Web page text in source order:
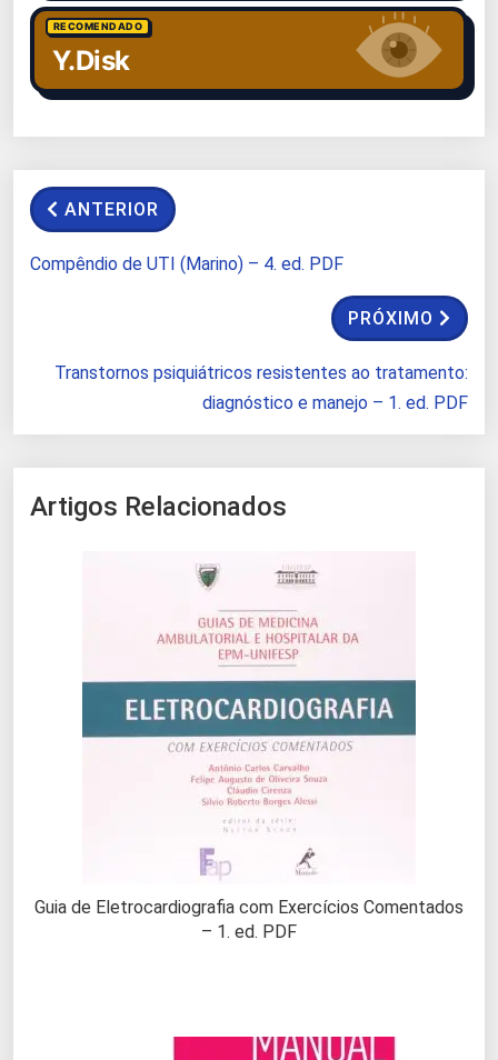
RECOMENDADO
Y.Disk
ANTERIOR
Compêndio de UTI (Marino) – 4. ed. PDF
PRÓXIMO
Transtornos psiquiátricos resistentes ao tratamento:
diagnóstico e manejo – 1. ed. PDF
Artigos Relacionados
Guia de Eletrocardiografia com Exercícios Comentados
– 1. ed. PDF